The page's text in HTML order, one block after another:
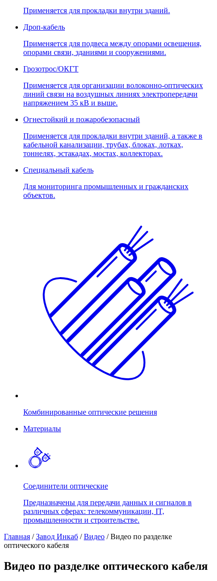
Применяется для прокладки внутри зданий.
Дроп-кабель
Применяется для подвеса между опорами освещения,
опорами связи, зданиями и сооружениями.
Грозотрос/ОКГТ
Применяется для организации волоконно-оптических
линий связи на воздушных линиях электропередачи
напряжением 35 кВ и выше.
Огнестойкий и пожаробезопасный
Применяется для прокладки внутри зданий, а также в
кабельной канализации, трубах, блоках, лотках,
тоннелях, эстакадах, мостах, коллекторах.
Специальный кабель
Для мониторинга промышленных и гражданских
объектов.
Комбинированные оптические решения
Материалы
Соединители оптические
Предназначены для передачи данных и сигналов в
различных сферах: телекоммуникации, IT,
промышленности и строительстве.
Главная / Завод Инкаб / Видео / Видео по разделке
оптического кабеля
Видео по разделке оптического кабеля